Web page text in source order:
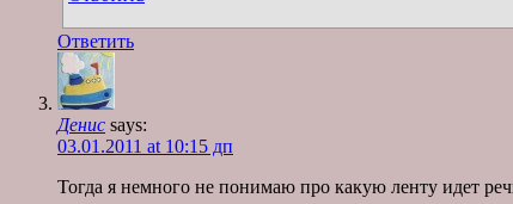
Ответить
Денис says:
03.01.2011 at 10:15 дп
Тогда я немного не понимаю про какую ленту идет